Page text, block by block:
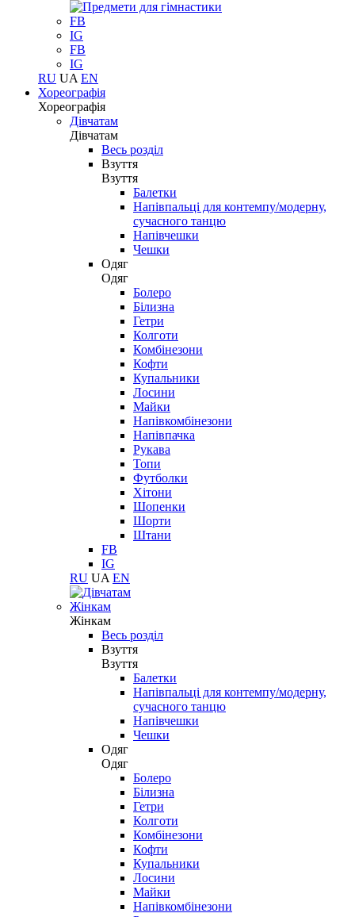
FB
IG
FB
IG
RU UA EN
Хореографія
Хореографія
Дівчатам
Дівчатам
Весь розділ
Взуття
Взуття
Балетки
Напівпальці для контемпу/модерну,
сучасного танцю
Напівчешки
Чешки
Одяг
Одяг
Болеро
Білизна
Гетри
Колготи
Комбінезони
Кофти
Купальники
Лосини
Майки
Напівкомбінезони
Напівпачка
Рукава
Топи
Футболки
Хітони
Шопенки
Шорти
Штани
FB
IG
RU UA EN
Жінкам
Жінкам
Весь розділ
Взуття
Взуття
Балетки
Напівпальці для контемпу/модерну,
сучасного танцю
Напівчешки
Чешки
Одяг
Одяг
Болеро
Білизна
Гетри
Колготи
Комбінезони
Кофти
Купальники
Лосини
Майки
Напівкомбінезони